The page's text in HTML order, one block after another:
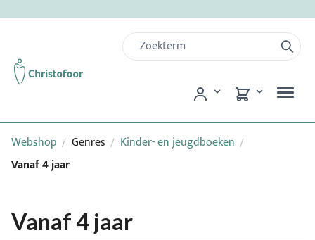
Webshop / Genres / Kinder- en jeugdboeken /
Vanaf 4 jaar
Vanaf 4 jaar